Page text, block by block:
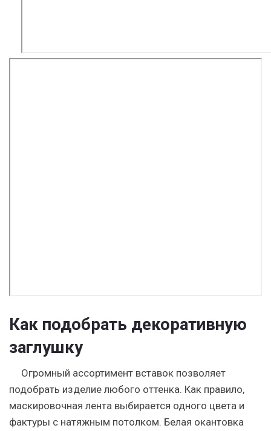
Как подобрать декоративную
заглушку
Огромный ассортимент вставок позволяет
подобрать изделие любого оттенка. Как правило,
маскировочная лента выбирается одного цвета и
фактуры с натяжным потолком. Белая окантовка